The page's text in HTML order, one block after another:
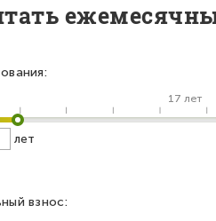
17 лет
лет
взнос: